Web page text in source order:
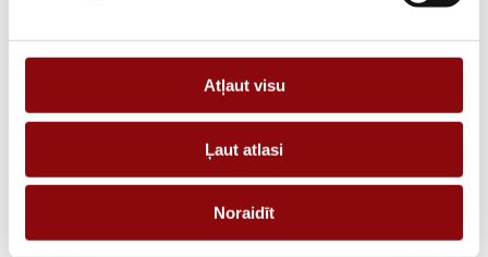
Atļaut visu
Ļaut atlasi
Noraidīt
AKUMULATORA TIPS AGM
KALPOŠANAS LAIKS, GADI